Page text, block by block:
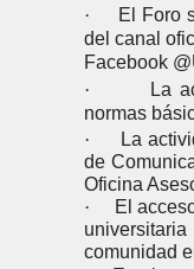
·
El Foro
del canal
Facebook
·
La
normas
·
La
de
Oficina
·
El
comunidad